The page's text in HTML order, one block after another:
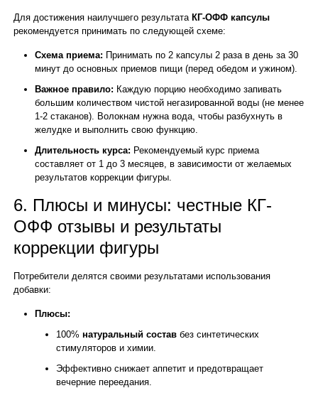
Для достижения наилучшего результатаКГ-ОФФ капсулы
рекомендуется принимать по следующей схеме:
Схема приема: Принимать по 2 капсулы 2 раза в день за 30
минут до основных приемов пищи (перед обедом и ужином).
Важное правило: Каждую порцию необходимо запивать
большим количеством чистой негазированной воды (не менее
1-2 стаканов). Волокнам нужна вода, чтобы разбухнуть в
желудке и выполнить свою функцию.
Длительность курса: Рекомендуемый курс приема
составляет от 1 до 3 месяцев, в зависимости от желаемых
результатов коррекции фигуры.
6. Плюсы и минусы: честные КГ-
ОФФ отзывы и результаты
коррекции фигуры
Потребители делятся своими результатами использования
добавки:
Плюсы:
100%натуральный состав без синтетических
стимуляторов и химии.
Эффективно снижает аппетит и предотвращает
вечерние переедания.